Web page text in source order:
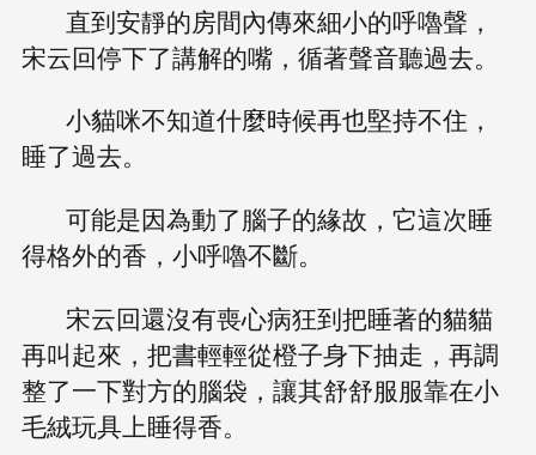
直到安靜的房間內傳來細小的呼嚕聲，
宋云回停下了講解的嘴，循著聲音聽過去。
小貓咪不知道什麼時候再也堅持不住，
睡了過去。
可能是因為動了腦子的緣故，它這次睡
得格外的香，小呼嚕不斷。
宋云回還沒有喪心病狂到把睡著的貓貓
再叫起來，把書輕輕從橙子身下抽走，再調
整了一下對方的腦袋，讓其舒舒服服靠在小
毛絨玩具上睡得香。